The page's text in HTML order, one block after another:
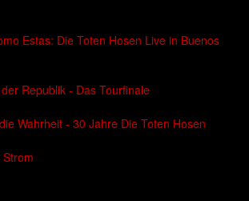
Estas: Die Toten Hosen Live in Buenos
Republik - Das Tourfinale
Wahrheit - 30 Jahre Die Toten Hosen